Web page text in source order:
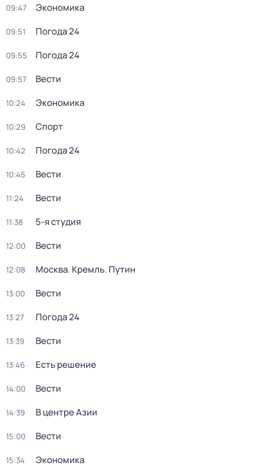
09:47 Экономика
09:51 Погода 24
09:55 Погода 24
09:57 Вести
10:24 Экономика
10:29 Спорт
10:42 Погода 24
10:45 Вести
11:24 Вести
11:38 5-я студия
12:00 Вести
12:08 Москва. Кремль. Путин
13:00 Вести
13:27 Погода 24
13:39 Вести
13:46 Есть решение
14:00 Вести
14:39 В центре Азии
15:00 Вести
15:34 Экономика